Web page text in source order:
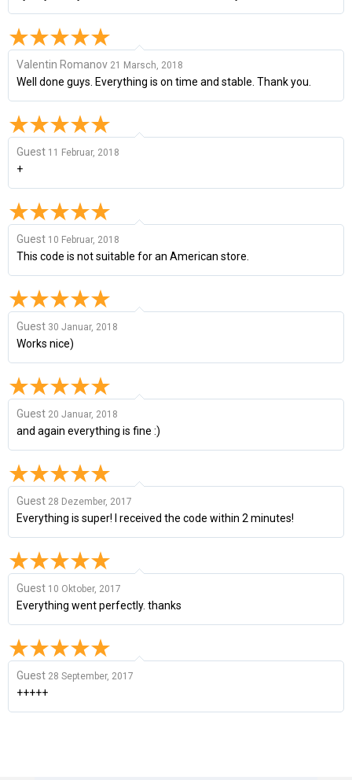
Valentin Romanov 21 Marsch, 2018
Well done guys. Everything is on time and stable. Thank you.
Guest 11 Februar, 2018
+
Guest 10 Februar, 2018
This code is not suitable for an American store.
Guest 30 Januar, 2018
Works nice)
Guest 20 Januar, 2018
and again everything is fine :)
Guest 28 Dezember, 2017
Everything is super! I received the code within 2 minutes!
Guest 10 Oktober, 2017
Everything went perfectly. thanks
Guest 28 September, 2017
+++++